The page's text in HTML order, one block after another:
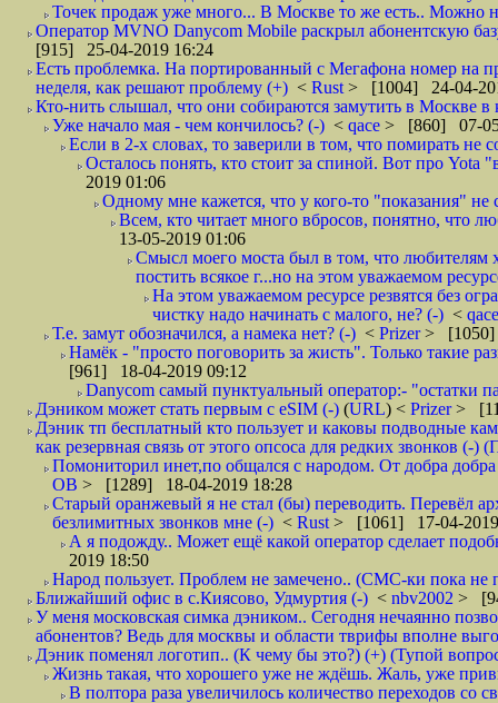
Точек продаж уже много... В Москве то же есть.. Можно
Оператор MVNO Danycom Mobile раскрыл абонентскую
[915] 25-04-2019 16:24
Есть проблемка. На портированный с Мегафона номер на
неделя, как решают проблему (+) < Rust > [1004] 24-04-
Кто-нить слышал, что они собираются замутить в Москве в
Уже начало мая - чем кончилось? (-) < qace > [860] 07-
Если в 2-х словах, то заверили в том, что помирать не
Осталось понять, кто стоит за спиной. Вот про Yota
2019 01:06
Одному мне кажется, что у кого-то "показания" не
Всем, кто читает много вбросов, понятно, что
13-05-2019 01:06
Смысл моего моста был в том, что любителям
постить всякое г...но на этом уважаемом
На этом уважаемом ресурсе резвятся без
чистку надо начинать с малого, не? (-) <
Т.е. замут обозначился, а намека нет? (-) < Prizer> [1050]
Намёк - "просто поговорить за жисть". Только такие
[961] 18-04-2019 09:12
Danycom самый пунктуальный оператор:- "остатки
Дэником может стать первым с еSIM (-) (URL) < Prizer>
Дэник тп бесплатный кто пользует и каковы подводные
как резервная связь от этого опсоса для редких звонков (-)
Помониторил инет,по общался с народом. От добра
ОВ > [1289] 18-04-2019 18:28
Старый оранжевый я не стал (бы) переводить. Перевёл
безлимитных звонков мне (-) < Rust > [1061] 17-04-
А я подожду.. Может ещё какой оператор сделает
2019 18:50
Народ пользует. Проблем не замечено.. (СМС-ки пока
Ближайший офис в с.Киясово, Удмуртия (-) < nbv2002 >
У меня московская симка дэником.. Сегодня нечаянно
абонентов? Ведь для москвы и области тврифы вполне
Дэник поменял логотип.. (К чему бы это?) (+) (Тупой
Жизнь такая, что хорошего уже не ждёшь. Жаль, уже
В полтора раза увеличилось количество переходов